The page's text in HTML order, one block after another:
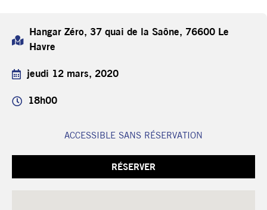
Hangar Zéro, 37 quai de la Saône, 76600 Le
Havre
jeudi 12 mars, 2020
18h00
ACCESSIBLE SANS RÉSERVATION
RÉSERVER